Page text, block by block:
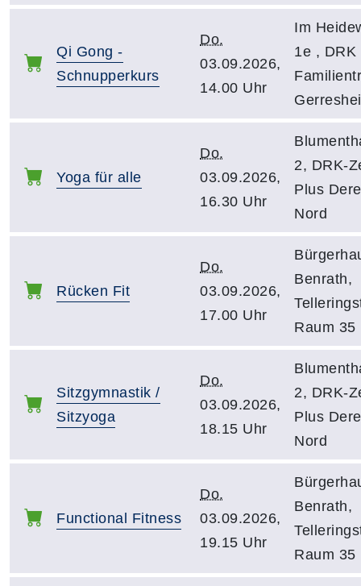
Qi Gong -
Schnupperkurs
Do.
03.09.2026,
14.00 Uhr
Im
1e , DRK
Yoga für alle
Do.
03.09.2026,
16.30 Uhr
2, DRK-
Plus
Nord
Rücken Fit
Do.
03.09.2026,
17.00 Uhr
Benrath,
Raum 35
Sitzgymnastik /
Sitzyoga
Do.
03.09.2026,
18.15 Uhr
2, DRK-
Plus
Nord
Functional Fitness
Do.
03.09.2026,
19.15 Uhr
Benrath,
Raum 35